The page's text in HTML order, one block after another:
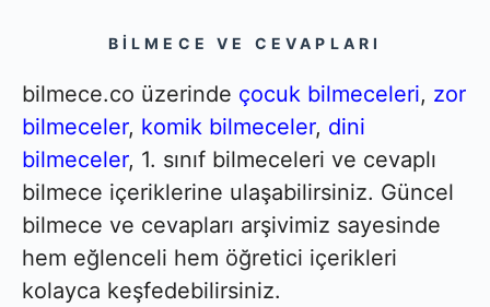
BILMECE VE CEVAPLARI
bilmece.co üzerinde çocuk bilmeceleri, zor
bilmeceler, komik bilmeceler, dini
bilmeceler, 1. sınıf bilmeceleri ve cevaplı
bilmece içeriklerine ulaşabilirsiniz. Güncel
bilmece ve cevapları arşivimiz sayesinde
hem eğlenceli hem öğretici içerikleri
kolayca keşfedebilirsiniz.